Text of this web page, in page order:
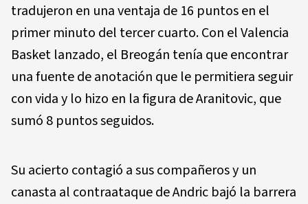
tradujeron en una ventaja de 16 puntos en el
primer minuto del tercer cuarto. Con el Valencia
Basket lanzado, el Breogán tenía que encontrar
una fuente de anotación que le permitiera seguir
con vida y lo hizo en la figura de Aranitovic, que
sumó 8 puntos seguidos.
Su acierto contagió a sus compañeros y un
canasta al contraataque de Andric bajó la barrera